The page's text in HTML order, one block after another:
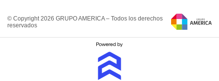
© Copyright 2026 GRUPO AMERICA – Todos los derechos
reservados